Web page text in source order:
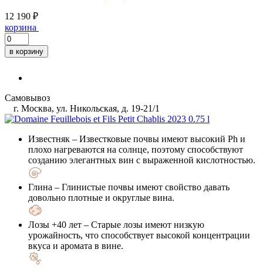
12 190 ₽
корзина
в корзину
Самовывоз
г. Москва, ул. Никольская, д. 19-21/1
Известняк – Известковые почвы имеют высокий Ph и
плохо нагреваются на солнце, поэтому способствуют
созданию элегантных вин с выраженной кислотностью.
Глина – Глинистые почвы имеют свойство давать
довольно плотные и округлые вина.
Лозы +40 лет – Старые лозы имеют низкую
урожайность, что способствует высокой концентрации
вкуса и аромата в вине.